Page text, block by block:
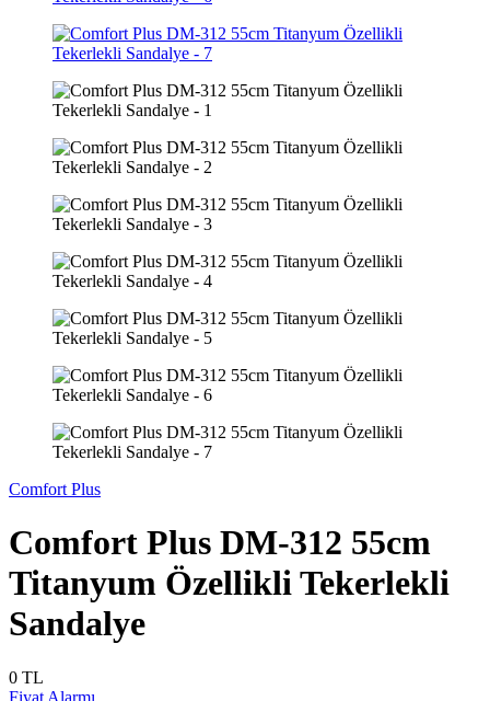
Comfort Plus
Comfort Plus DM-312 55cm
Titanyum Özellikli Tekerlekli
Sandalye
0 TL
Fiyat Alarmı